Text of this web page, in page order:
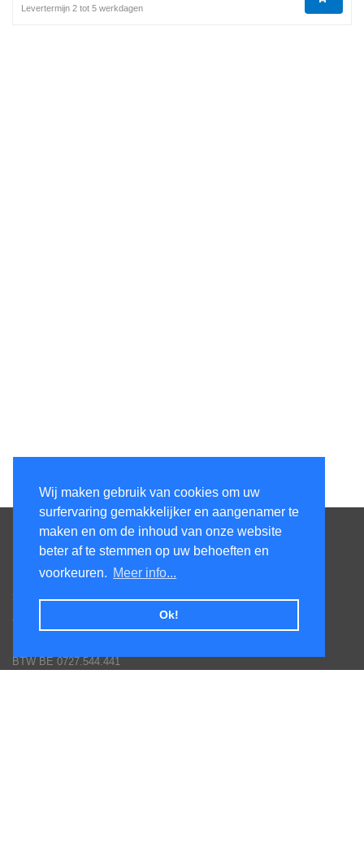
Wij maken gebruik van cookies om uw
surfervaring gemakkelijker en aangenamer te
maken en om de inhoud van onze website
beter af te stemmen op uw behoeften en
voorkeuren. Meer info...
Ok!
Levertermijn 2 tot 5 werkdagen
Contacteer ons
Honsdonkstraat 25A
3120 Tremelo
Tel. 016/60.93.00 - 0475/620.520
BTW BE 0727.544.441